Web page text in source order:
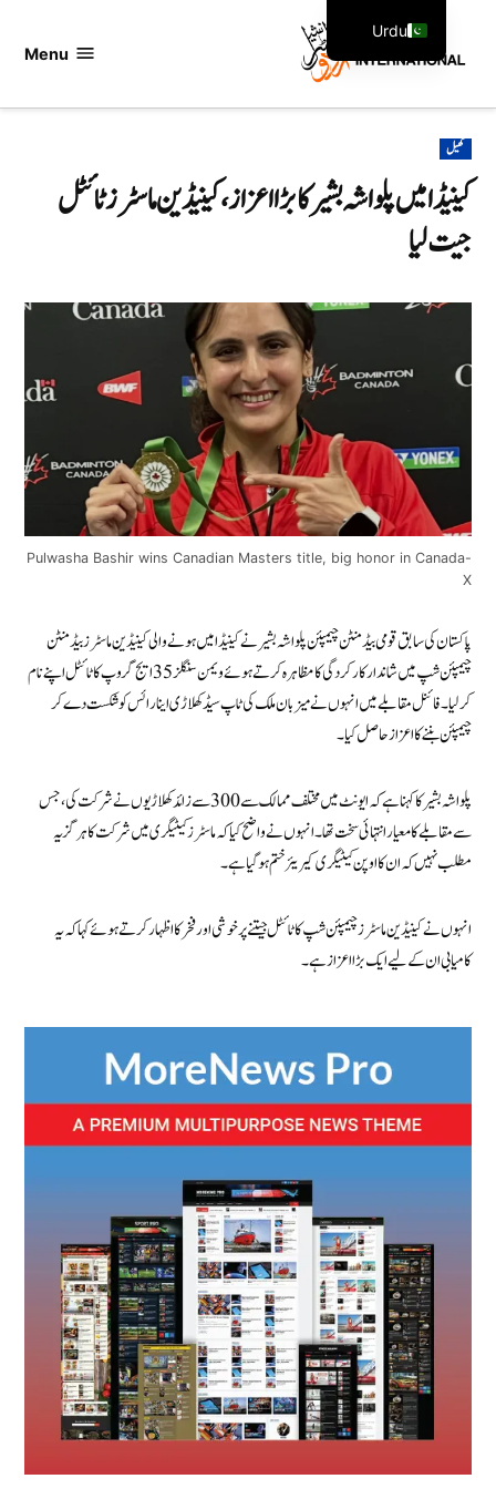
Menu
POSTED
IN
کھیل
کینیڈا میں پلواشہ بشیر کا بڑا اعزاز، کینیڈین ماسٹرز ٹائٹل
جیت لیا
Pulwasha Bashir wins Canadian Masters title, big honor in Canada-
X
پاکستان کی سابق قومی بیڈمنٹن چیمپئنپلواشہ بشیرنے کینیڈا میں ہونے والی کینیڈین ماسٹرز بیڈمنٹن
چیمپئن شپ میں شاندار کارکردگی کا مظاہرہ کرتے ہوئے ویمن سنگلز 35 ایج گروپ کا ٹائٹل اپنے نام
کرلیا۔ فائنل مقابلے میں انہوں نے میزبان ملک کی ٹاپ سیڈ کھلاڑی اینا رائس کو شکست دے کر
چیمپئن بننے کا اعزاز حاصل کیا۔
پلواشہ بشیر کا کہنا ہے کہ ایونٹ میں مختلف ممالک سے 300 سے زائد کھلاڑیوں نے شرکت کی، جس
سے مقابلے کا معیار انتہائی سخت تھا۔ انہوں نے واضح کیا کہ ماسٹرز کیٹیگری میں شرکت کا ہرگز یہ
مطلب نہیں کہ ان کا اوپن کیٹیگری کیریئر ختم ہوگیا ہے۔
انہوں نے کینیڈین ماسٹرز چیمپئن شپ کا ٹائٹل جیتنے پر خوشی اور فخر کا اظہار کرتے ہوئے کہا کہ یہ
کامیابی ان کے لیے ایک بڑا اعزاز ہے۔
Urdu
English